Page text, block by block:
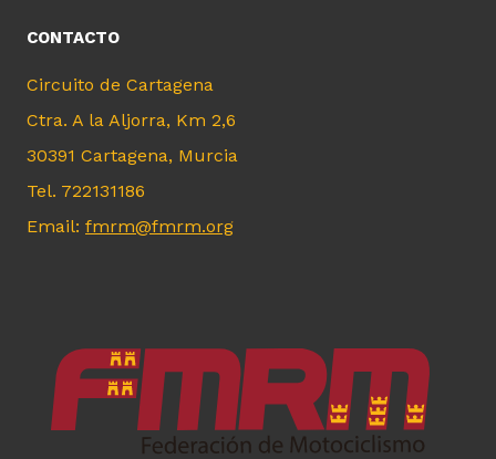
CONTACTO
Circuito de Cartagena
Ctra. A la Aljorra, Km 2,6
30391 Cartagena, Murcia
Tel. 722131186
Email: fmrm@fmrm.org